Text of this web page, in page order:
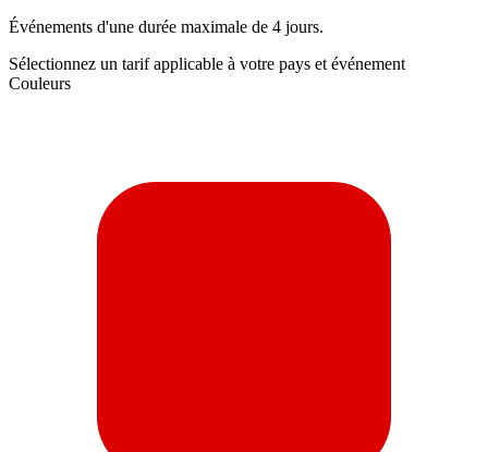
Événements d'une durée maximale de 4 jours.
Sélectionnez un tarif applicable à votre pays et événement
Couleurs